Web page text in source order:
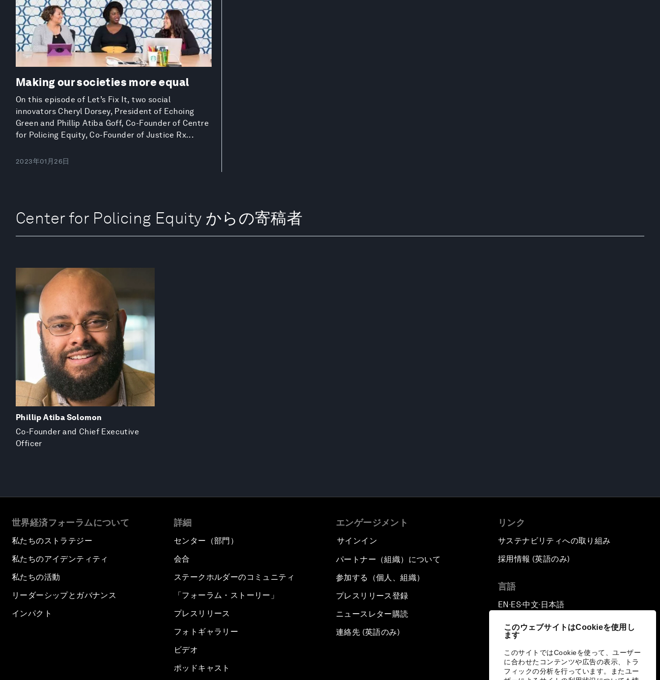
このウェブサイトはCookieを使用し
ます
このサイトではCookieを使って、ユーザー
に合わせたコンテンツや広告の表示、トラ
フィックの分析を行っています。またユー
Making our societies more equal
On this episode of Let’s Fix It, two social
innovators Cheryl Dorsey, President of Echoing
Green and Phillip Atiba Goff, Co-Founder of Centre
for Policing Equity, Co-Founder of Justice Rx...
2023年01月26日
Center for Policing Equity からの寄稿者
Phillip Atiba Solomon
Co-Founder and Chief Executive
Officer
世界経済フォーラムについて
私たちのストラテジー
私たちのアイデンティティ
私たちの活動
リーダーシップとガバナンス
インパクト
詳細
センター（部門）
会合
ステークホルダーのコミュニティ
「フォーラム・ストーリー」
プレスリリース
フォトギャラリー
ビデオ
ポッドキャスト
エンゲージメント
サインイン
パートナー（組織）について
参加する（個人、組織）
プレスリリース登録
ニュースレター購読
連絡先 (英語のみ)
リンク
サステナビリティへの取り組み
採用情報 (英語のみ)
言語
EN ▪ ES▪中文▪ 日本語